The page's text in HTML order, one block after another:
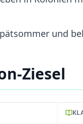
und
Ziesel